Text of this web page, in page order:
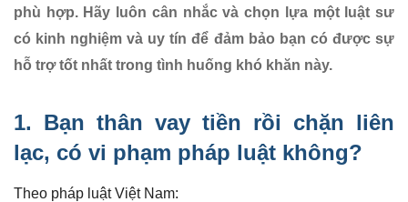
phù hợp. Hãy luôn cân nhắc và chọn lựa một luật sư
có kinh nghiệm và uy tín để đảm bảo bạn có được sự
hỗ trợ tốt nhất trong tình huống khó khăn này.
1. Bạn thân vay tiền rồi chặn liên
lạc, có vi phạm pháp luật không?
Theo pháp luật Việt Nam: